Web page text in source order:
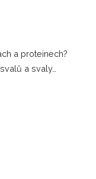
a proteinech?
a svaly…